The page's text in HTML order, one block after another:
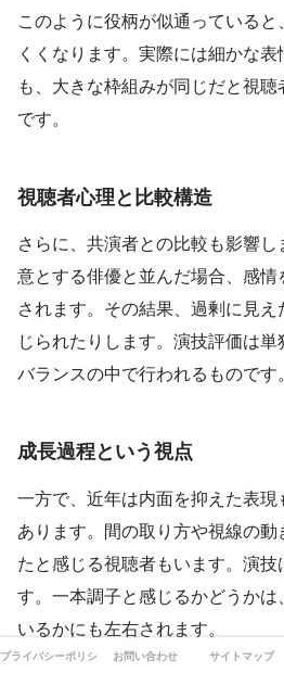
このように役柄が似通っている
くくなります。実際には細かな
も、大きな枠組みが同じだと視
です。
視聴者心理と比較構造
さらに、共演者との比較も影響
意とする俳優と並んだ場合、感情
されます。その結果、過剰に見
じられたりします。演技評価は
バランスの中で行われるものです
成長過程という視点
一方で、近年は内面を抑えた表
あります。間の取り方や視線の
たと感じる視聴者もいます。演技
す。一本調子と感じるかどうかは
いるかにも左右されます。
プライバシーポリシー お問い合わせ サイトマップ